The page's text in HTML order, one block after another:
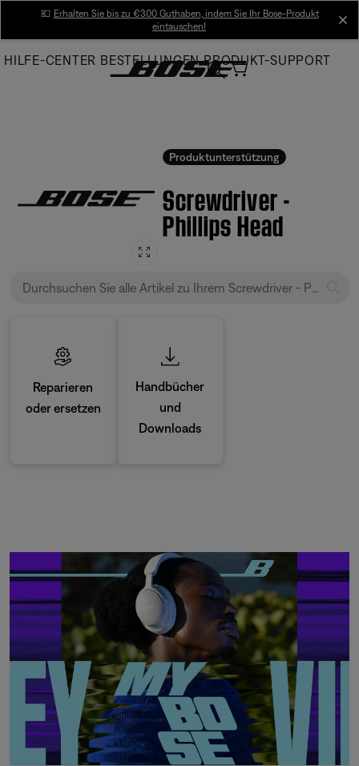
Main
💶 Erhalten Sie bis zu €300 Guthaben, indem Sie Ihr Bose-Produkt
eintauschen!
HILFE-CENTER BESTELLUNGEN PRODUKT-SUPPORT
Produktunterstützung
Screwdriver -
Phillips Head
Reparieren
oder ersetzen
Handbücher
und
Downloads